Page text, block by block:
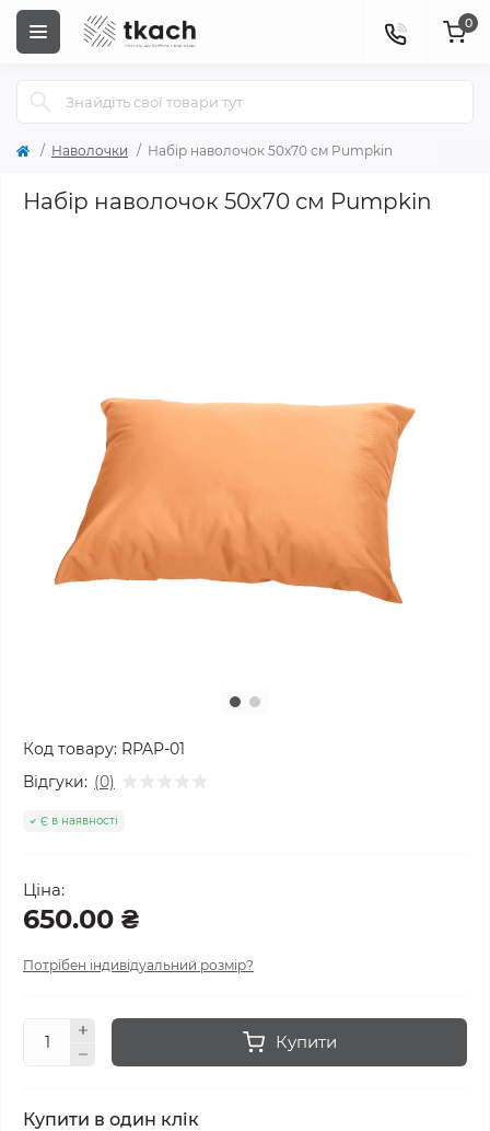
0
Наволочки Набір наволочок 50х70 см Pumpkin
Набір наволочок 50х70 см Pumpkin
Код товару: RPAP-01
Відгуки: (0)
Є в наявності
Ціна:
650.00 ₴
Потрібен індивідуальний розмір?
Купити
Купити в один клік